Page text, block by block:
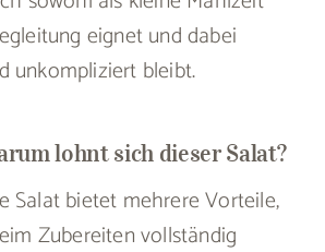
eignet und dabei
unkompliziert bleibt.
lohnt sich dieser Salat?
Salat bietet mehrere Vorteile,
Zubereiten vollständig